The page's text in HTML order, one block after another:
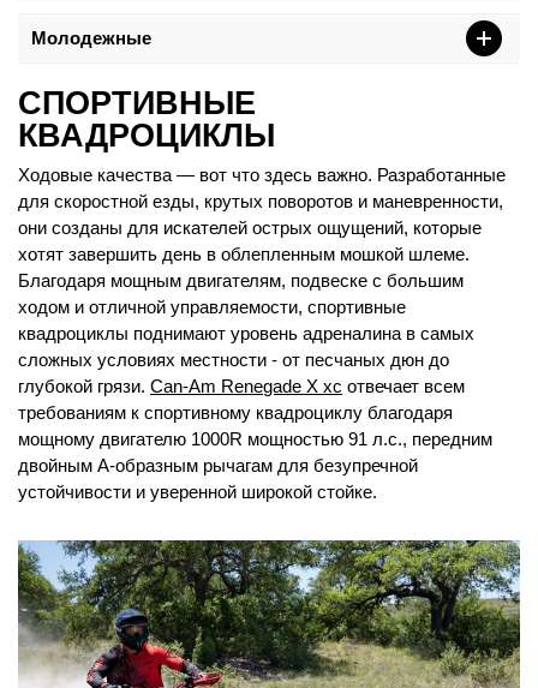
Молодежные
СПОРТИВНЫЕ
КВАДРОЦИКЛЫ
Ходовые качества — вот что здесь важно. Разработанные
для скоростной езды, крутых поворотов и маневренности,
они созданы для искателей острых ощущений, которые
хотят завершить день в облепленным мошкой шлеме.
Благодаря мощным двигателям, подвеске с большим
ходом и отличной управляемости, спортивные
квадроциклы поднимают уровень адреналина в самых
сложных условиях местности - от песчаных дюн до
глубокой грязи.Can-Am Renegade X xc отвечает всем
требованиям к спортивному квадроциклу благодаря
мощному двигателю 1000R мощностью 91 л.с., передним
двойным А-образным рычагам для безупречной
устойчивости и уверенной широкой стойке.